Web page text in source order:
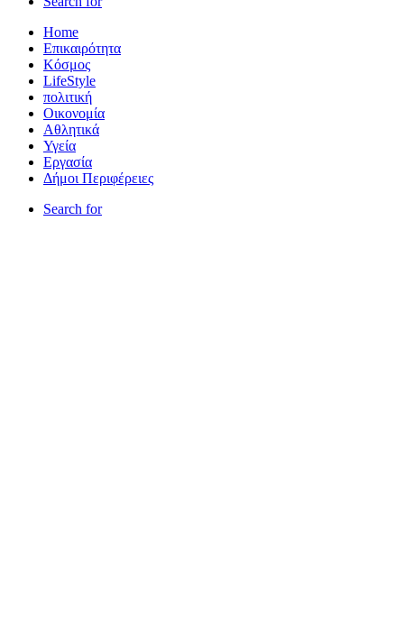
Home
Επικαιρότητα
Κόσμος
LifeStyle
πολιτική
Οικονομία
Αθλητικά
Υγεία
Εργασία
Δήμοι Περιφέρειες
Search for